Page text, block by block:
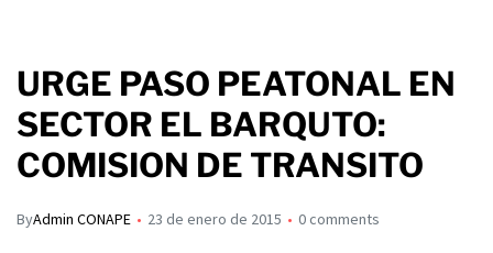
URGE PASO PEATONAL EN
SECTOR EL BARQUTO:
COMISION DE TRANSITO
ByAdmin CONAPE 23 de enero de 2015 0 comments